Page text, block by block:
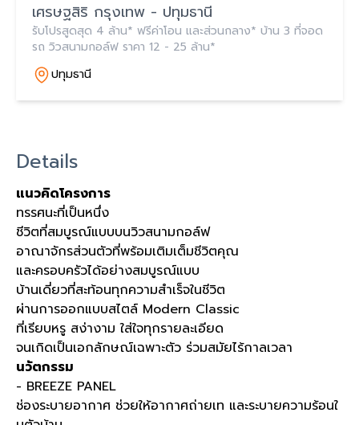
เศรษฐสิริ กรุงเทพ - ปทุมธานี
รับโปรสูดสุด 4 ล้าน* ฟรีค่าโอน และส่วนกลาง* บ้าน 3 ที่จอด
รถ วิวสนามกอล์ฟ ราคา 12 - 25 ล้าน*
ปทุมธานี
Details
แนวคิดโครงการ
ทรรศนะที่เป็นหนึ่ง
ชีวิตที่สมบูรณ์แบบบนวิวสนามกอล์ฟ
อาณาจักรส่วนตัวที่พร้อมเติมเต็มชีวิตคุณ
และครอบครัวได้อย่างสมบูรณ์แบบ
บ้านเดี่ยวที่สะท้อนทุกความสำเร็จในชีวิต
ผ่านการออกแบบสไตล์ Modern Classic
ที่เรียบหรู สง่างาม ใส่ใจทุกรายละเอียด
จนเกิดเป็นเอกลักษณ์เฉพาะตัว ร่วมสมัยไร้กาลเวลา
นวัตกรรม
- BREEZE PANEL
ช่องระบายอากาศ ช่วยให้อากาศถ่ายเท และระบายความร้อนใ